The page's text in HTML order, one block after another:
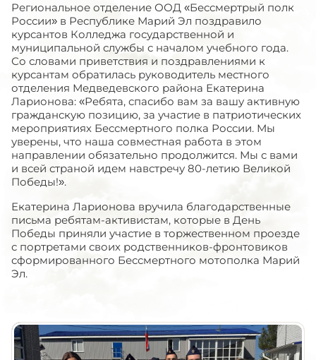
Региональное отделение ООД «Бессмертрый полк
России» в Республике Марий Эл поздравило
курсантов Колледжа государственной и
муниципальной службы с началом учебного года.
Со словами приветствия и поздравлениями к
курсантам обратилась руководитель местного
отделения Медведевского района Екатерина
Ларионова: «Ребята, спасибо вам за вашу активную
гражданскую позицию, за участие в патриотических
мероприятиях Бессмертного полка России. Мы
уверены, что наша совместная работа в этом
направлении обязательно продолжится. Мы с вами
и всей страной идем навстречу 80-летию Великой
Победы!».
Екатерина Ларионова вручила благодарственные
письма ребятам-активистам, которые в День
Победы приняли участие в торжественном проезде
с портретами своих родственников-фронтовиков
сформированного Бессмертного мотополка Марий
Эл.